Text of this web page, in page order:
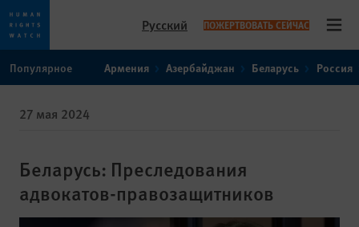
to
privacy
to
content
Русский ПОЖЕРТВОВАТЬ СЕЙЧАС
Популярное Армения Азербайджан Беларусь Россия
27 мая 2024
Беларусь: Преследования
адвокатов-правозащитников